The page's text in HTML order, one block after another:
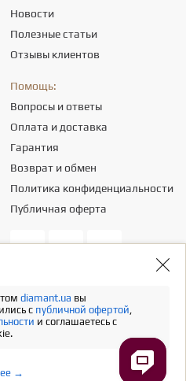
Новости
Полезные статьи
Отзывы клиентов
Помощь:
Вопросы и ответы
Оплата и доставка
Гарантия
Возврат и обмен
Политика конфиденциальности
Публичная оферта
Смелянская, 8,
ЕГР - 43665334.
содержится в разделе «Оплата и
налогов не включено
версия
diamant.ua вы
с публичной офертой,
и соглашаетесь с
→